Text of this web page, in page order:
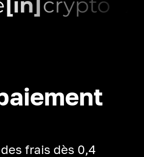
frais dès 0,4